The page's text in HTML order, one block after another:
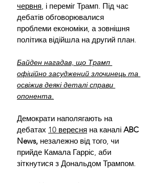
червня, і переміг Трамп. Під час
дебатів обговорювалися
проблеми економіки, а зовнішня
політика відійшла на другий план.
Байден нагадав, що Трамп
офіційно засуджений злочинець та
освіжив деякі деталі справи
опонента.
Демократи наполягають на
дебатах 10 вересня на каналі ABC
News, незалежно від того, чи
прийде Камала Гарріс, аби
зіткнутися з Дональдом Трампом.